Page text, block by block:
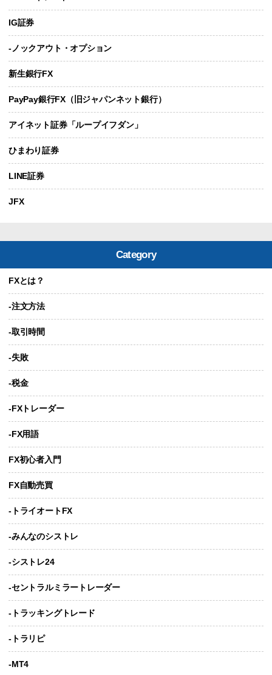
IG証券
-ノックアウト・オプション
新生銀行FX
PayPay銀行FX（旧ジャパンネット銀行）
アイネット証券「ループイフダン」
ひまわり証券
LINE証券
JFX
Category
FXとは？
-注文方法
-取引時間
-失敗
-税金
-FXトレーダー
-FX用語
FX初心者入門
FX自動売買
-トライオートFX
-みんなのシストレ
-シストレ24
-セントラルミラートレーダー
-トラッキングトレード
-トラリピ
-MT4